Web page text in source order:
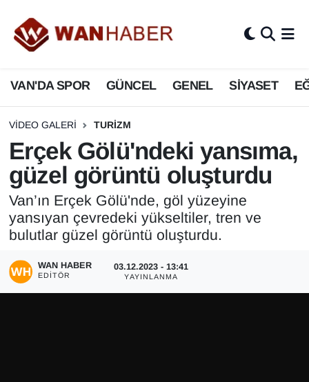
VAN'DA SPOR GÜNCEL GENEL SİYASET
VIDEO GALERI TURIZM
Erçek Gölü'ndeki yansıma,
güzel görüntü oluşturdu
Van’ın Erçek Gölü'nde, göl yüzeyine
yansıyan çevredeki yükseltiler, tren ve
bulutlar güzel görüntü oluşturdu.
WAN HABER
EDITÖR
03.12.2023 - 13:41
YAYINLANMA
3.SAYFA
ASAYİŞ
BİLİM VE TEKNOLOJİ
Biyografi
Bölge Haberleri
ÇEVRE
Deprem
Van Nöbetçi Eczaneler
Van Hava Durumu
Van Namaz Vakitleri
Van Trafik Yoğunluk Haritası
Süper Lig Puan Durumu ve Fikstür
Tüm Manşetler
Son Dakika Haberleri